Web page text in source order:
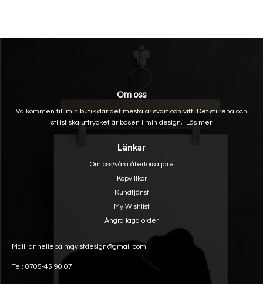
Om oss
Välkommen till min butik där det mesta är svart och vitt! Det stilrena och
stilistiska uttrycket är basen i min design, Läs mer
Länkar
Om oss/våra återförsäljare
Köpvillkor
Kundtjänst
My Wishlist
Ångra lagd order
Mail: anneliepalmqvistdesign@gmail.com
Tel: 0705-45 90 07